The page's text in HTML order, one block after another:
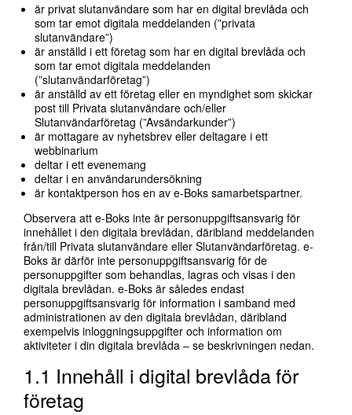
är privat slutanvändare som har en digital brevlåda och
som tar emot digitala meddelanden (”privata
slutanvändare”)
är anställd i ett företag som har en digital brevlåda och
som tar emot digitala meddelanden
(”slutanvändarföretag”)
är anställd av ett företag eller en myndighet som skickar
post till Privata slutanvändare och/eller
Slutanvändarföretag (”Avsändarkunder”)
är mottagare av nyhetsbrev eller deltagare i ett
webbinarium
deltar i ett evenemang
deltar i en användarundersökning
är kontaktperson hos en av e-Boks samarbetspartner.
Observera att e-Boks inte är personuppgiftsansvarig för
innehållet i den digitala brevlådan, däribland meddelanden
från/till Privata slutanvändare eller Slutanvändarföretag. e-
Boks är därför inte personuppgiftsansvarig för de
personuppgifter som behandlas, lagras och visas i den
digitala brevlådan. e-Boks är således endast
personuppgiftsansvarig för information i samband med
administrationen av den digitala brevlådan, däribland
exempelvis inloggningsuppgifter och information om
aktiviteter i din digitala brevlåda – se beskrivningen nedan.
1.1 Innehåll i digital brevlåda för
företag